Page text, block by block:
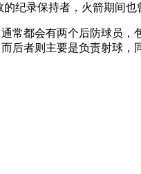
纪录保持者，火箭期间也
常都会有两个后防球员
后者则主要是负责射球